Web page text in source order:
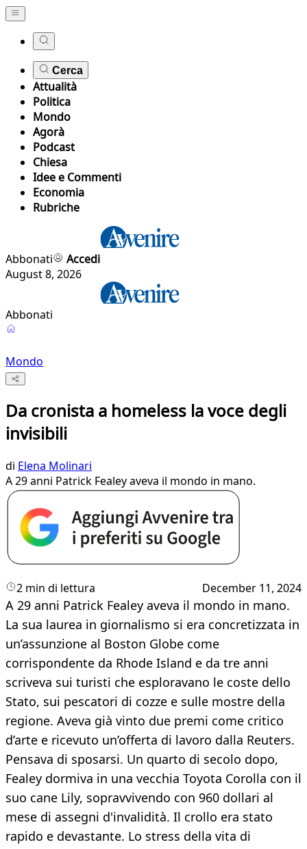
Cerca
Attualità
Politica
Mondo
Agorà
Podcast
Chiesa
Idee e Commenti
Economia
Rubriche
Abbonati
Accedi
August 8, 2026
Abbonati
Mondo
Da cronista a homeless la voce degli
invisibili
di Elena Molinari
A 29 anni Patrick Fealey aveva il mondo in mano.
2 min di lettura December 11, 2024
A 29 anni Patrick Fealey aveva il mondo in mano.
La sua laurea in giornalismo si era concretizzata in
un’assunzione al Boston Globe come
corrispondente da Rhode Island e da tre anni
scriveva sui turisti che esploravano le coste dello
Stato, sui pescatori di cozze e sulle mostre della
regione. Aveva già vinto due premi come critico
d’arte e ricevuto un’offerta di lavoro dalla Reuters.
Pensava di sposarsi. Un quarto di secolo dopo,
Fealey dormiva in una vecchia Toyota Corolla con il
suo cane Lily, sopravvivendo con 960 dollari al
mese di assegni d'invalidità. Il crollo era stato
rapido e devastante. Lo stress della vita di